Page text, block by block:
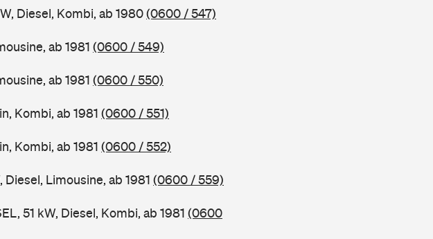
Diesel, Kombi, ab 1980(0600 / 547)
ab 1981 (0600 / 549)
ab 1981 (0600 / 550)
Kombi, ab 1981 (0600 / 551)
Kombi, ab 1981 (0600 / 552)
Diesel, Limousine, ab 1981 (0600 / 559)
51 kW, Diesel, Kombi, ab 1981 (0600